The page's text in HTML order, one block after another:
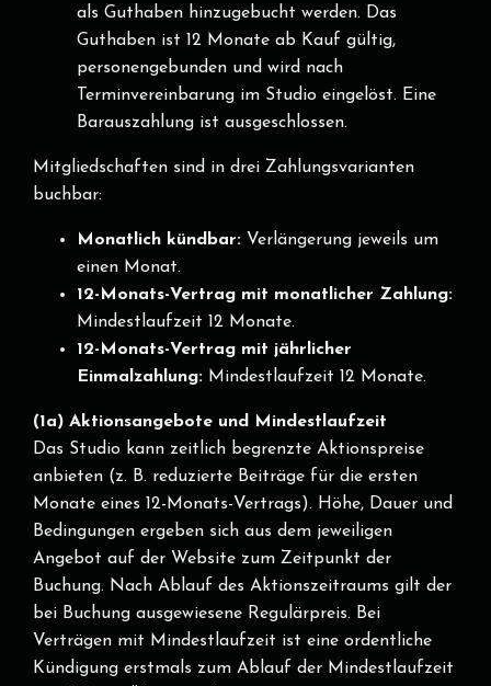
als Guthaben hinzugebucht werden. Das
Guthaben ist 12 Monate ab Kauf gültig,
personengebunden und wird nach
Terminvereinbarung im Studio eingelöst. Eine
Barauszahlung ist ausgeschlossen.
Mitgliedschaften sind in drei Zahlungsvarianten
buchbar:
Monatlich kündbar: Verlängerung jeweils um
einen Monat.
12-Monats-Vertrag mit monatlicher Zahlung:
Mindestlaufzeit 12 Monate.
12-Monats-Vertrag mit jährlicher
Einmalzahlung: Mindestlaufzeit 12 Monate.
(1a) Aktionsangebote und Mindestlaufzeit
Das Studio kann zeitlich begrenzte Aktionspreise
anbieten (z. B. reduzierte Beiträge für die ersten
Monate eines 12-Monats-Vertrags). Höhe, Dauer und
Bedingungen ergeben sich aus dem jeweiligen
Angebot auf der Website zum Zeitpunkt der
Buchung. Nach Ablauf des Aktionszeitraums gilt der
bei Buchung ausgewiesene Regulärpreis. Bei
Verträgen mit Mindestlaufzeit ist eine ordentliche
Kündigung erstmals zum Ablauf der Mindestlaufzeit